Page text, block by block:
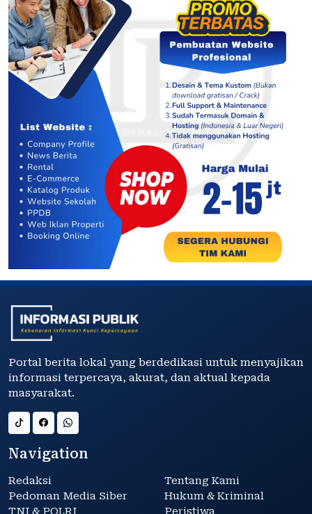
Portal berita lokal yang berdedikasi untuk menyajikan
informasi terpercaya, akurat, dan aktual kepada
masyarakat.
Navigation
Redaksi
Tentang Kami
Pedoman Media Siber
Hukum & Kriminal
TNI & POLRI
Peristiwa